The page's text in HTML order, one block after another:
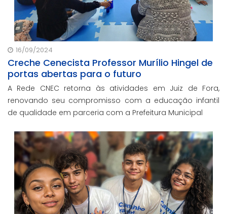
16/09/2024
Creche Cenecista Professor Murílio Hingel de
portas abertas para o futuro
A Rede CNEC retorna às atividades em Juiz de Fora,
renovando seu compromisso com a educação infantil
de qualidade em parceria com a Prefeitura Municipal